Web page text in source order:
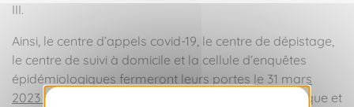
III.
Ainsi, le centre d’appels covid-19, le centre de dépistage,
le centre de suivi à domicile et la cellule d’enquêtes
épidémiologiques fermeront leurs portes le 31 mars
2023 au soir
, mettant ainsi fin au suivi épidémiologique et